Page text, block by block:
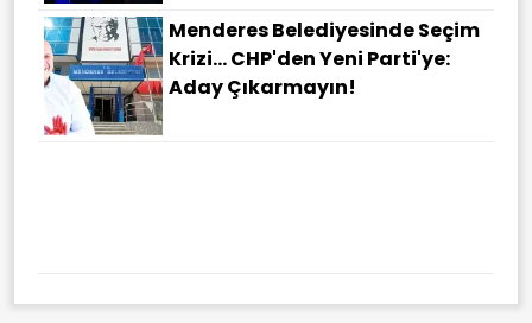
Menderes Belediyesinde Seçim
Krizi... CHP'den Yeni Parti'ye:
Aday Çıkarmayın!